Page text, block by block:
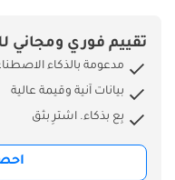
تقييم فوري ومجاني
مدعومة بالذكاء
بيانات آنية وقيمة عالية
بِع بذكاء. اشترِ بثق